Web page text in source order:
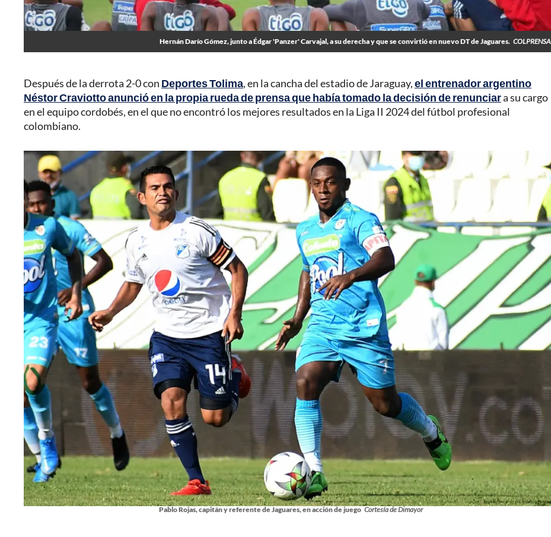
Hernán Darío Gómez, junto a Édgar 'Panzer' Carvajal, a su derecha y que se convirtió en nuevo DT de Jaguares. COLPRENSA
Después de la derrota 2-0 con Deportes Tolima, en la cancha del estadio de Jaraguay,el entrenador argentino
Néstor Craviotto anunció en la propia rueda de prensa que había tomado la decisión de renunciara su cargo
en el equipo cordobés, en el que no encontró los mejores resultados en la Liga II 2024 del fútbol profesional
colombiano.
Pablo Rojas, capitán y referente de Jaguares, en acción de juego Cortesía de Dimayor